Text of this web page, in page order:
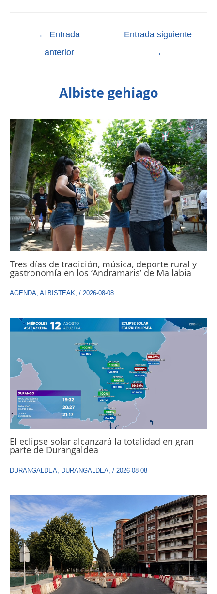
← Entrada
anterior
Entrada siguiente
→
Albiste gehiago
Tres días de tradición, música, deporte rural y
gastronomía en los ‘Andramaris’ de Mallabia
AGENDA, ALBISTEAK, / 2026-08-08
El eclipse solar alcanzará la totalidad en gran
parte de Durangaldea
DURANGALDEA DURANGALDEA / 2026-08-08